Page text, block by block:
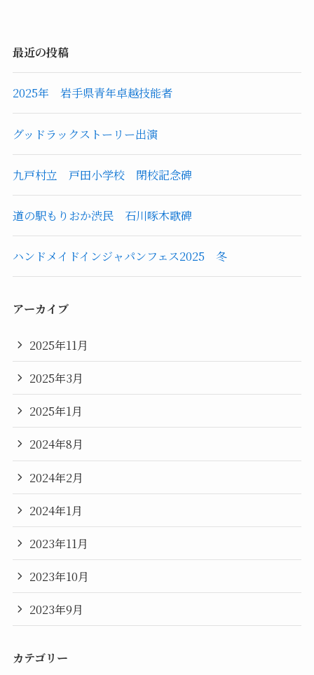
最近の投稿
2025年 岩手県青年卓越技能者
グッドラックストーリー出演
九戸村立 戸田小学校 閉校記念碑
道の駅もりおか渋民 石川啄木歌碑
ハンドメイドインジャパンフェス2025 冬
アーカイブ
2025年11月
2025年3月
2025年1月
2024年8月
2024年2月
2024年1月
2023年11月
2023年10月
2023年9月
カテゴリー